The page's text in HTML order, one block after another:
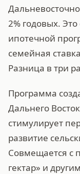
2% годовых.
ипотечной
семейная
Разница в три
Программа
Дальнего
стимулирует
развитие
Совмещается с
гектар» и